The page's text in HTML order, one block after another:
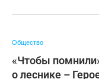
Общество
«Чтобы
о леснике –